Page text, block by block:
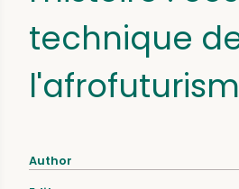
technique
Author